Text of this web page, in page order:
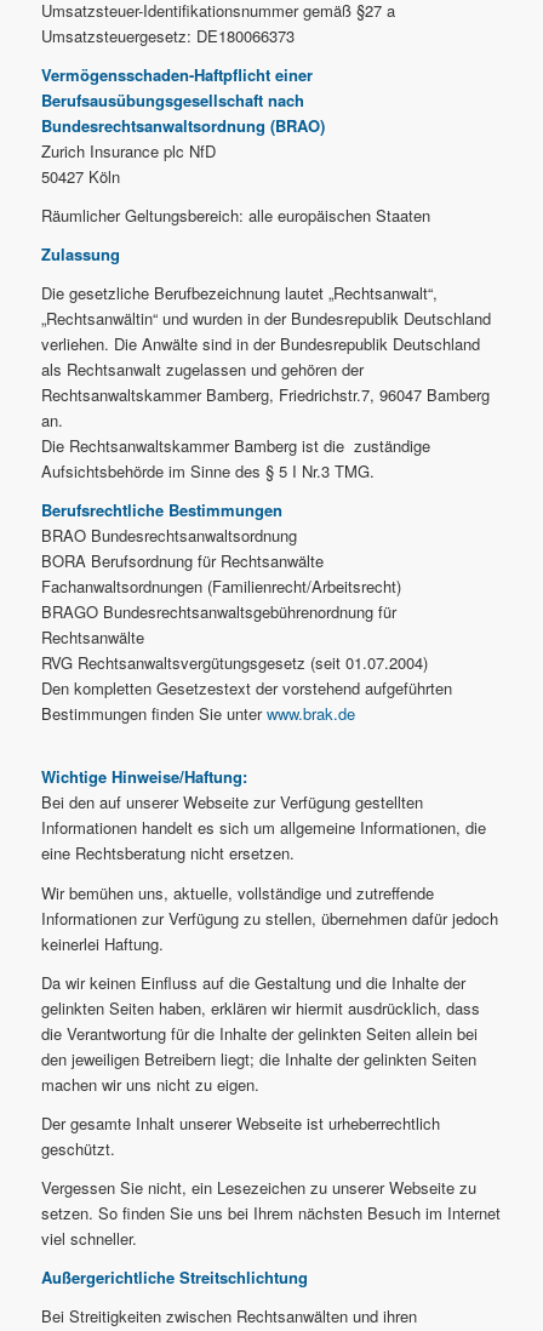
Umsatzsteuer-Identifikationsnummer gemäß §27 a
Umsatzsteuergesetz: DE180066373
Vermögensschaden-Haftpflicht einer
Berufsausübungsgesellschaft nach
Bundesrechtsanwaltsordnung (BRAO)
Zurich Insurance plc NfD
50427 Köln
Räumlicher Geltungsbereich: alle europäischen Staaten
Zulassung
Die gesetzliche Berufbezeichnung lautet „Rechtsanwalt“,
„Rechtsanwältin“ und wurden in der Bundesrepublik Deutschland
verliehen. Die Anwälte sind in der Bundesrepublik Deutschland
als Rechtsanwalt zugelassen und gehören der
Rechtsanwaltskammer Bamberg, Friedrichstr.7, 96047 Bamberg
an.
Die Rechtsanwaltskammer Bamberg ist die zuständige
Aufsichtsbehörde im Sinne des § 5 I Nr.3 TMG.
Berufsrechtliche Bestimmungen
BRAO Bundesrechtsanwaltsordnung
BORA Berufsordnung für Rechtsanwälte
Fachanwaltsordnungen (Familienrecht/Arbeitsrecht)
BRAGO Bundesrechtsanwaltsgebührenordnung für
Rechtsanwälte
RVG Rechtsanwaltsvergütungsgesetz (seit 01.07.2004)
Den kompletten Gesetzestext der vorstehend aufgeführten
Bestimmungen finden Sie unterwww.brak.de
Wichtige Hinweise/Haftung:
Bei den auf unserer Webseite zur Verfügung gestellten
Informationen handelt es sich um allgemeine Informationen, die
eine Rechtsberatung nicht ersetzen.
Wir bemühen uns, aktuelle, vollständige und zutreffende
Informationen zur Verfügung zu stellen, übernehmen dafür jedoch
keinerlei Haftung.
Da wir keinen Einfluss auf die Gestaltung und die Inhalte der
gelinkten Seiten haben, erklären wir hiermit ausdrücklich, dass
die Verantwortung für die Inhalte der gelinkten Seiten allein bei
den jeweiligen Betreibern liegt; die Inhalte der gelinkten Seiten
machen wir uns nicht zu eigen.
Der gesamte Inhalt unserer Webseite ist urheberrechtlich
geschützt.
Vergessen Sie nicht, ein Lesezeichen zu unserer Webseite zu
setzen. So finden Sie uns bei Ihrem nächsten Besuch im Internet
viel schneller.
Außergerichtliche Streitschlichtung
Bei Streitigkeiten zwischen Rechtsanwälten und ihren